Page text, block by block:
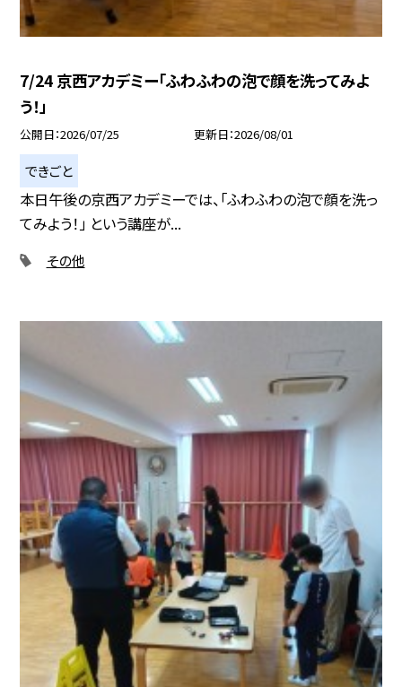
7/24 京西アカデミー「ふわふわの泡で顔を洗ってみよ
う！」
公開日 2026/07/25 更新日 2026/08/01
できごと
本日午後の京西アカデミーでは、「ふわふわの泡で顔を洗っ
てみよう！」 という講座が...
その他